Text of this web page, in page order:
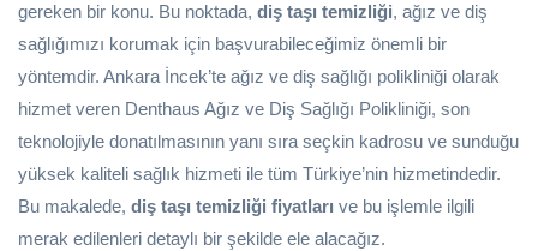
gereken bir konu. Bu noktada, diş taşı temizliği, ağız ve diş
sağlığımızı korumak için başvurabileceğimiz önemli bir
yöntemdir. Ankara İncek’te ağız ve diş sağlığı polikliniği olarak
hizmet veren Denthaus Ağız ve Diş Sağlığı Polikliniği, son
teknolojiyle donatılmasının yanı sıra seçkin kadrosu ve sunduğu
yüksek kaliteli sağlık hizmeti ile tüm Türkiye’nin hizmetindedir.
Bu makalede, diş taşı temizliği fiyatları ve bu işlemle ilgili
merak edilenleri detaylı bir şekilde ele alacağız.